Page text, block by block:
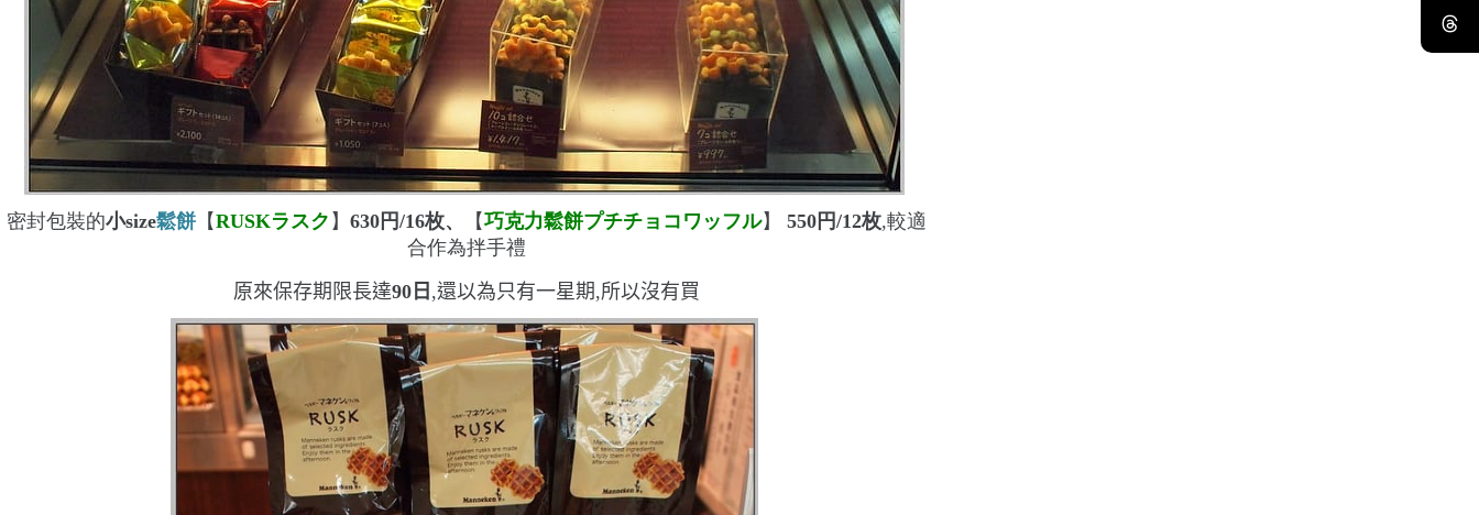
密封包裝的小size鬆餅 【RUSKラスク 】630 円/16枚、 【巧克力鬆餅プチチョコワッフル】 550 円/12枚,較適
合作為拌手禮
原來保存期限長達90 日 ,還以為只有一星期,所以沒有買